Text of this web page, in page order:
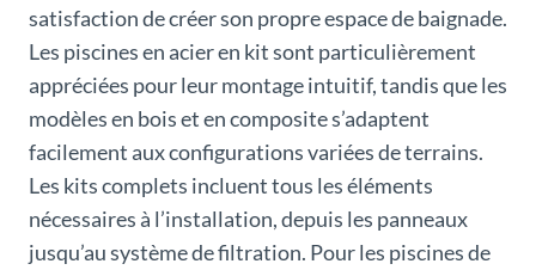
satisfaction de créer son propre espace de baignade.
Les piscines en acier en kit sont particulièrement
appréciées pour leur montage intuitif, tandis que les
modèles en bois et en composite s’adaptent
facilement aux configurations variées de terrains.
Les kits complets incluent tous les éléments
nécessaires à l’installation, depuis les panneaux
jusqu’au système de filtration. Pour les piscines de